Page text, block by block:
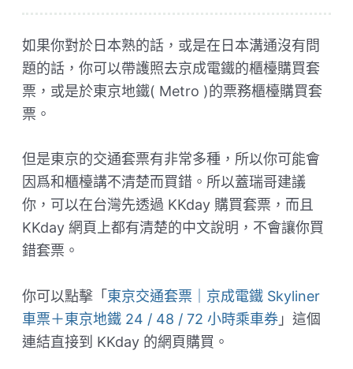
如果你對於日本熟的話，或是在日本溝通沒有問
題的話，你可以帶護照去京成電鐵的櫃檯購買套
票，或是於東京地鐵( Metro )的票務櫃檯購買套
票。
但是東京的交通套票有非常多種，所以你可能會
因爲和櫃檯講不清楚而買錯。所以蓋瑞哥建議
你，可以在台灣先透過 KKday 購買套票，而且
KKday 網頁上都有清楚的中文說明，不會讓你買
錯套票。
你可以點擊「 東京交通套票｜京成電鐵 Skyliner
車票＋東京地鐵 24 / 48 / 72 小時乘車券」這個
連結直接到 KKday 的網頁購買。